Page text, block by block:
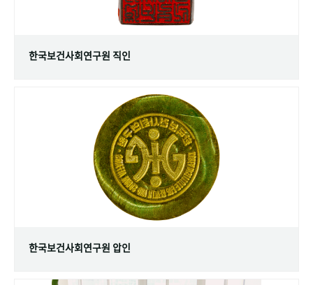
한국보건사회연구원 직인
한국보건사회연구원 압인